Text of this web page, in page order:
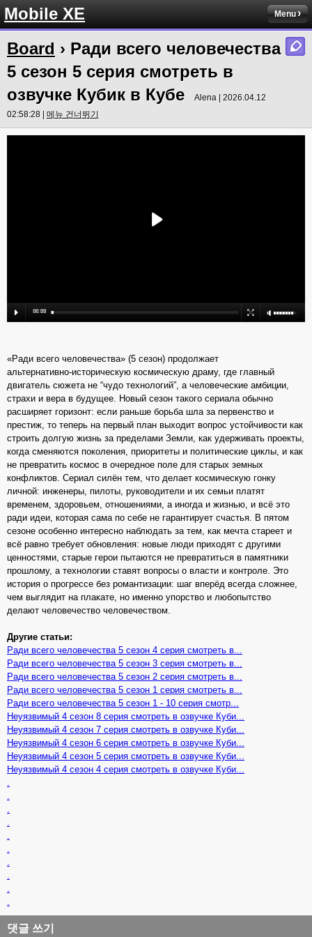
Mobile XE Menu
Board › Ради всего человечества
5 сезон 5 серия смотреть в
озвучке Кубик в Кубе
Alena | 2026.04.12
02:58:28 | 메뉴 건너뛰기
«Ради всего человечества» (5 сезон) продолжает
альтернативно‑историческую космическую драму, где главный
двигатель сюжета не “чудо технологий”, а человеческие амбиции,
страхи и вера в будущее. Новый сезон такого сериала обычно
расширяет горизонт: если раньше борьба шла за первенство и
престиж, то теперь на первый план выходит вопрос устойчивости как
строить долгую жизнь за пределами Земли, как удерживать проекты,
когда сменяются поколения, приоритеты и политические циклы, и как
не превратить космос в очередное поле для старых земных
конфликтов. Сериал силён тем, что делает космическую гонку
личной: инженеры, пилоты, руководители и их семьи платят
временем, здоровьем, отношениями, а иногда и жизнью, и всё это
ради идеи, которая сама по себе не гарантирует счастья. В пятом
сезоне особенно интересно наблюдать за тем, как мечта стареет и
всё равно требует обновления: новые люди приходят с другими
ценностями, старые герои пытаются не превратиться в памятники
прошлому, а технологии ставят вопросы о власти и контроле. Это
история о прогрессе без романтизации: шаг вперёд всегда сложнее,
чем выглядит на плакате, но именно упорство и любопытство
делают человечество человечеством.
Другие статьи:
Ради всего человечества 5 сезон 4 серия смотреть в...
Ради всего человечества 5 сезон 3 серия смотреть в...
Ради всего человечества 5 сезон 2 серия смотреть в...
Ради всего человечества 5 сезон 1 серия смотреть в...
Ради всего человечества 5 сезон 1 - 10 серия смотр...
Неуязвимый 4 сезон 8 серия смотреть в озвучке Куби...
Неуязвимый 4 сезон 7 серия смотреть в озвучке Куби...
Неуязвимый 4 сезон 6 серия смотреть в озвучке Куби...
Неуязвимый 4 сезон 5 серия смотреть в озвучке Куби...
Неуязвимый 4 сезон 4 серия смотреть в озвучке Куби...
댓글 쓰기